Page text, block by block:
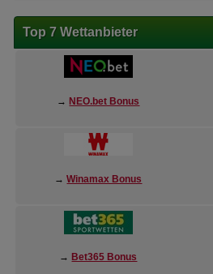
Top 7 Wettanbieter
→ NEO.bet Bonus
→Winamax Bonus
→ Bet365 Bonus